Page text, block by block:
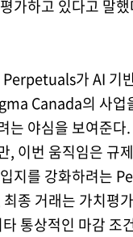
가하고 있다고 말
가 AI 기
Canada의 사업
는 야심을 보여준다
, 이번 움직임은 규
지를 강화하려는
종 거래는 가치평
통상적인 마감 조